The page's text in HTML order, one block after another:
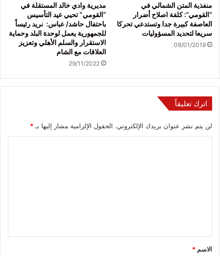
منفذية المتن الشمالي في
“القومي”: كلفة اصلاح أضرار
العاصفة كبيرة جدا وتستدعي تحركا
سريعا لتحديد المسؤوليات
09/01/2019
مديرية وادي خالد المستقلة في
“القومي” تحيي عيد التأسيس
باحتفال حاشد/ عباس: نريد رئيساً
للجمهورية يعمل لوحدة البلد وحماية
الاستقرار والسلم الأهلي وتعزيز
العلاقات مع الشام
29/11/2022
اترك تعليقاً
لن يتم نشر عنوان بريدك الإلكتروني. الحقول الإلزامية مشار إليها بـ *
*
الاسم *